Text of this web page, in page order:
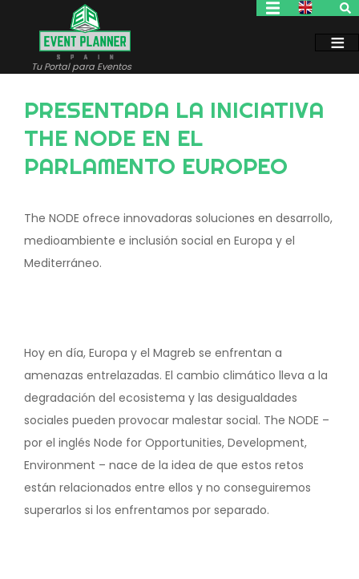
contenido
Tu Portal para Eventos
PRESENTADA LA INICIATIVA
THE NODE EN EL
PARLAMENTO EUROPEO
The NODE ofrece innovadoras soluciones en desarrollo,
medioambiente e inclusión social en Europa y el
Mediterráneo.
Hoy en día, Europa y el Magreb se enfrentan a
amenazas entrelazadas. El cambio climático lleva a la
degradación del ecosistema y las desigualdades
sociales pueden provocar malestar social. The NODE –
por el inglés Node for Opportunities, Development,
Environment – nace de la idea de que estos retos
están relacionados entre ellos y no conseguiremos
superarlos si los enfrentamos por separado.